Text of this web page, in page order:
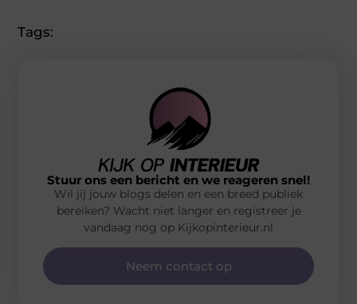
Tags:
Stuur ons een bericht en we reageren snel!
Wil jij jouw blogs delen en een breed publiek
bereiken? Wacht niet langer en registreer je
vandaag nog op Kijkopinterieur.nl
Neem contact op